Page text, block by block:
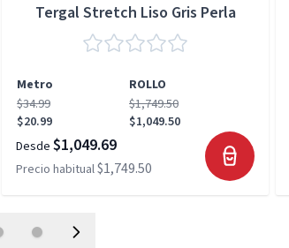
Tergal Stretch Liso Gris Perla
Metro
ROLLO
$34.99
$20.99
$1,749.50
$1,049.50
Desde $1,049.69
Precio habitual$1,749.50